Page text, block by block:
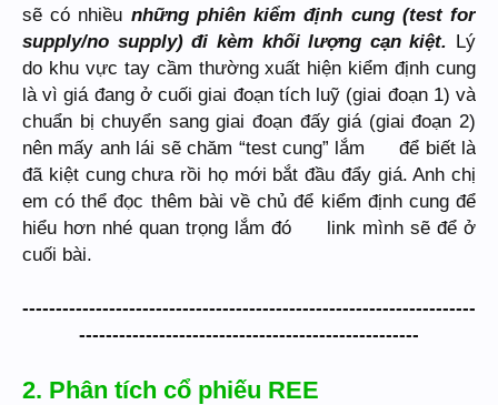
sẽ có nhiều những phiên kiểm định cung (test for
supply/no supply) đi kèm khối lượng cạn kiệt. Lý
do khu vực tay cầm thường xuất hiện kiểm định cung
là vì giá đang ở cuối giai đoạn tích luỹ (giai đoạn 1) và
chuẩn bị chuyển sang giai đoạn đấy giá (giai đoạn 2)
nên mấy anh lái sẽ chăm “test cung” lắm
để biết là
đã kiệt cung chưa rồi họ mới bắt đầu đẩy giá. Anh chị
em có thể đọc thêm bài về chủ để kiểm định cung để
hiểu hơn nhé quan trọng lắm đó
link mình sẽ để ở
cuối bài.
--------------------------------------------------------------------
---------------------------------------------------
2. Phân tích cổ phiếu REE